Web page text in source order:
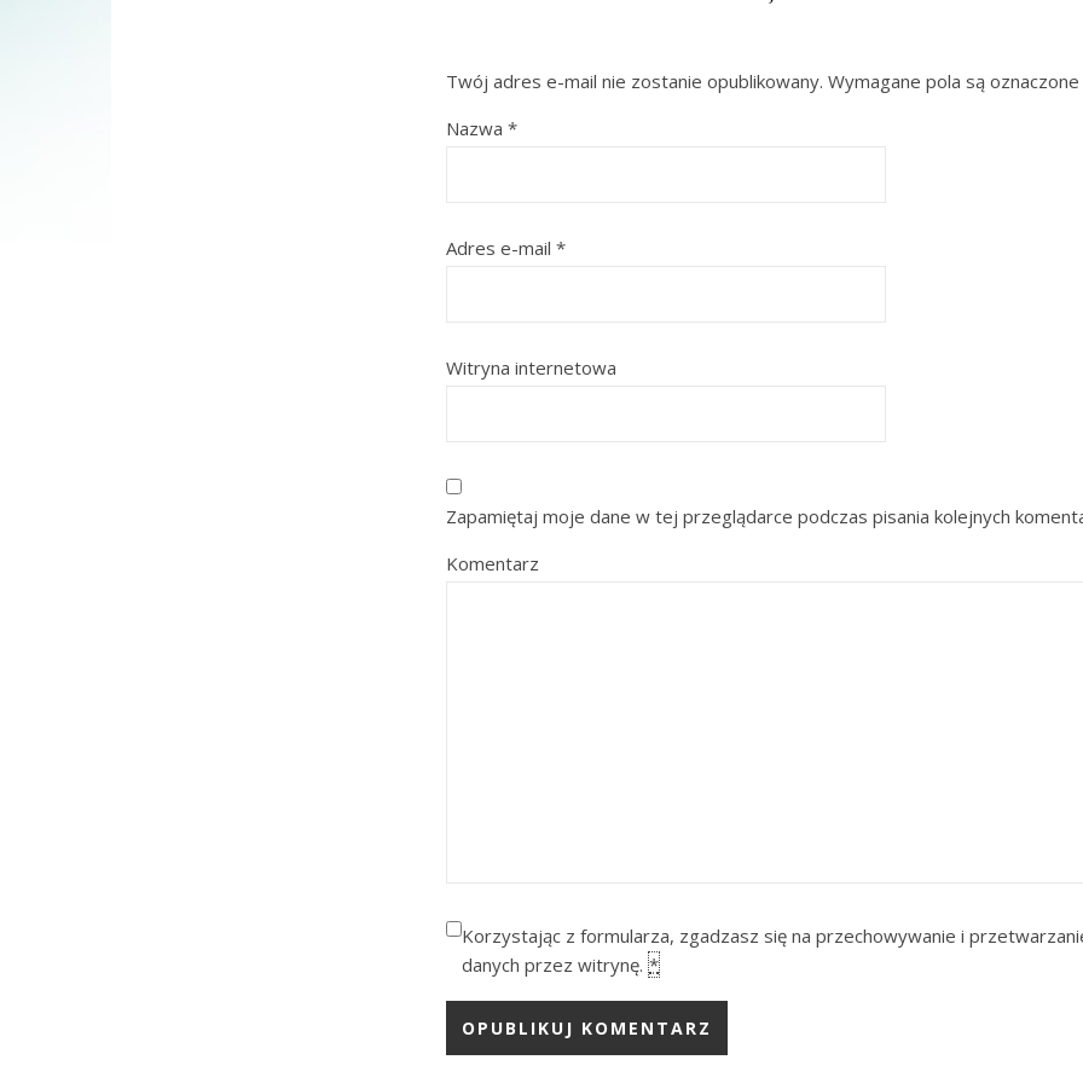
Twój adres e-mail nie zostanie opublikowany. Wymagane pola są oznaczone
Nazwa *
Adres e-mail *
Witryna internetowa
Zapamiętaj moje dane w tej przeglądarce podczas pisania kolejnych
Komentarz
Korzystając z formularza, zgadzasz się na przechowywanie i
danych przez witrynę. *